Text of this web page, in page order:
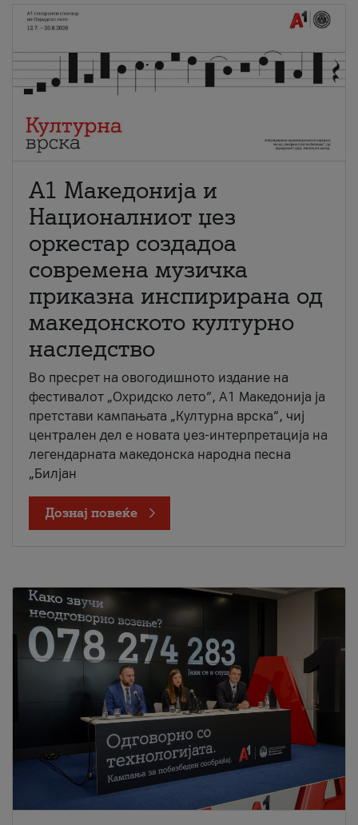
А1 Македонија и
Националниот џез
оркестар создадоа
современа музичка
приказна инспирирана од
македонското културно
наследство
Во пресрет на овогодишното издание на
фестивалот „Охридско лето“, А1 Македонија ја
претстави кампањата „Културна врска“, чиј
централен дел е новата џез-интерпретација на
легендарната македонска народна песна
„Билјан
Дознај повеќе